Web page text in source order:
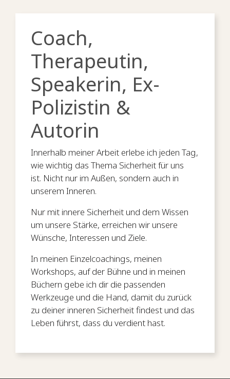
Coach,
Therapeutin,
Speakerin, Ex-
Polizistin &
Autorin
Innerhalb meiner Arbeit erlebe ich jeden Tag,
wie wichtig das Thema Sicherheit für uns
ist. Nicht nur im Außen, sondern auch in
unserem Inneren.
Nur mit innere Sicherheit und dem Wissen
um unsere Stärke, erreichen wir unsere
Wünsche, Interessen und Ziele.
In meinen Einzelcoachings, meinen
Workshops, auf der Bühne und in meinen
Büchern gebe ich dir die passenden
Werkzeuge und die Hand, damit du zurück
zu deiner inneren Sicherheit findest und das
Leben führst, dass du verdient hast.